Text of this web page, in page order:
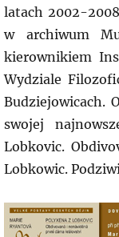
latach 2002-
w archiwum
kierownikiem
Wydziale
Budziejowicach.
swojej
Lobkovic.
Lobkowic.